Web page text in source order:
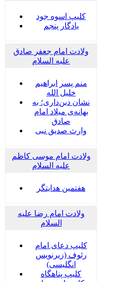
کلیپ اسوه جود
یادگار پنجم
ولادت امام جعفر صادق
علیه السلام
منم پسر ابراهیم
خلیل الله
نشان دین‌داری؛ به
بهانه‌ی میلاد امام
صادق
وارث صدیق نبی
ولادت امام موسی کاظم
علیه السلام
هفتمین هدایتگر
ولادت امام رضا علیه
السلام
کلیپ دعای امام
رئوف (زیرنویس
انگلیسی)
کلیپ پناهگاه